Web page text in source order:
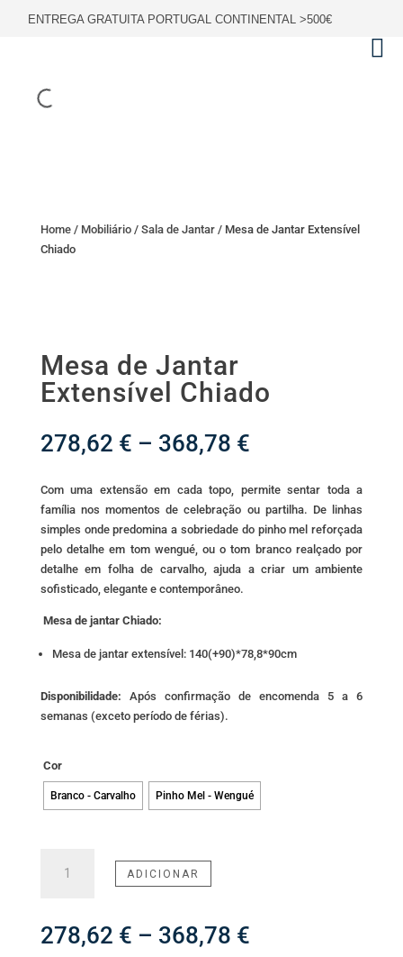
ENTREGA GRATUITA PORTUGAL CONTINENTAL >500€
Home/ Mobiliário/ Sala de Jantar/ Mesa de Jantar Extensível
Chiado
Mesa de Jantar
Extensível Chiado
278,62 € – 368,78 €Price
278,62 €
through
368,78 €
Com uma extensão em cada topo, permite sentar toda a
família nos momentos de celebração ou partilha. De linhas
simples onde predomina a sobriedade do pinho mel reforçada
pelo detalhe em tom wengué, ou o tom branco realçado por
detalhe em folha de carvalho, ajuda a criar um ambiente
sofisticado, elegante e contemporâneo.
Mesa de jantar Chiado:
Mesa de jantar extensível: 140(+90)*78,8*90cm
Disponibilidade: Após confirmação de encomenda 5 a 6
semanas (exceto período de férias).
Cor
Branco - Carvalho Pinho Mel - Wengué
Jantar
ADICIONAR
278,62 € – 368,78 €Price